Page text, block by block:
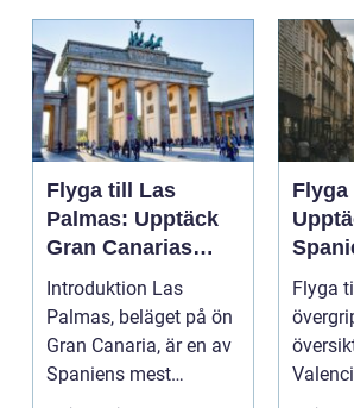
Flyga till Las
Palmas: Upptäck
Gran Canarias
pärla
Introduktion Las
Palmas, beläget på ön
Gran Canaria, är en av
Spaniens mest
populära
Flyga
Flyga